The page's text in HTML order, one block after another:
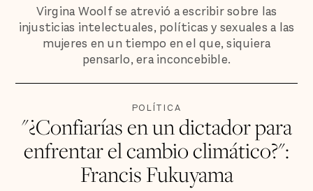
Virgina Woolf se atrevió a escribir sobre las
injusticias intelectuales, políticas y sexuales a las
mujeres en un tiempo en el que, siquiera
pensarlo, era inconcebible.
POLÍTICA
"¿Confiarías en un dictador para
enfrentar el cambio climático?":
Francis Fukuyama